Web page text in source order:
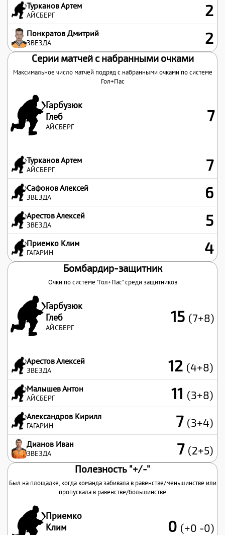
Турканов Артем
АЙСБЕРГ 2
Понкратов Дмитрий
ЗВЕЗДА 2
Серии матчей с набранными очками
Максимальное число матчей подряд с набранными очками по системе
Гол+Пас
Гарбузюк
Глеб
АЙСБЕРГ
7
Турканов Артем
АЙСБЕРГ 7
Сафонов Алексей
ЗВЕЗДА 6
Арестов Алексей
ЗВЕЗДА 5
Приемко Клим
ГАГАРИН 4
Бомбардир-защитник
Очки по системе "Гол+Пас" среди защитников
Гарбузюк
Глеб
АЙСБЕРГ
15 (7+8)
Арестов Алексей
ЗВЕЗДА 12 (4+8)
Малышев Антон
АЙСБЕРГ 11 (3+8)
Александров Кирилл
ГАГАРИН 7 (3+4)
Дианов Иван
ЗВЕЗДА 7 (2+5)
Полезность "+/-"
Был на площадке, когда команда забивала в равенстве/меньшинстве или
пропускала в равенстве/большинстве
Приемко
Клим
0 (+0 -0)